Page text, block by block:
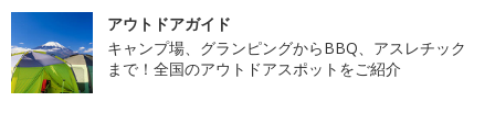
アウトドアガイド
キャンプ場、グランピングからBBQ、アスレチック
まで！全国のアウトドアスポットをご紹介